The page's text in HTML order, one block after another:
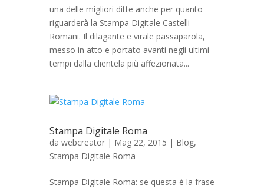
una delle migliori ditte anche per quanto
riguarderà la Stampa Digitale Castelli
Romani. Il dilagante e virale passaparola,
messo in atto e portato avanti negli ultimi
tempi dalla clientela più affezionata...
Stampa Digitale Roma
da webcreator | Mag 22, 2015 | Blog,
Stampa Digitale Roma
Stampa Digitale Roma: se questa è la frase